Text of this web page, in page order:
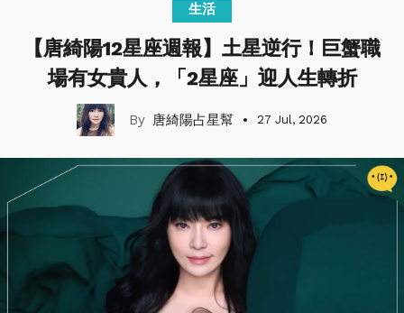
生活
【唐綺陽12星座週報】土星逆行！巨蟹職
場有女貴人，「2星座」迎人生轉折
唐綺陽占星幫 27 Jul, 2026